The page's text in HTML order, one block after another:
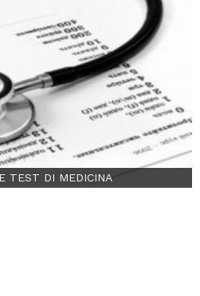
TEST DI MEDICINA